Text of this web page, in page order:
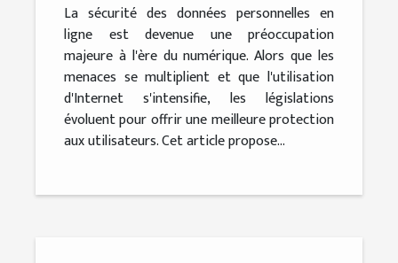
La sécurité des données personnelles en
ligne est devenue une préoccupation
majeure à l'ère du numérique. Alors que les
menaces se multiplient et que l'utilisation
d'Internet s'intensifie, les législations
évoluent pour offrir une meilleure protection
aux utilisateurs. Cet article propose...